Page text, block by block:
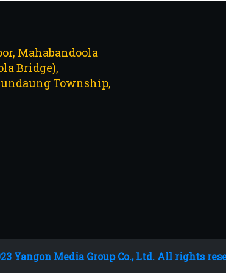
Mahabandoola
Bridge),
Township,
Yangon Media Group Co., Ltd. All rights